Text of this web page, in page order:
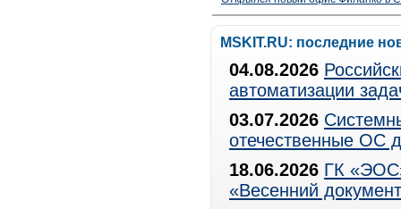
MSKIT.RU: последние
04.08.2026
автоматизации
03.07.2026
отечественные ОС
18.06.2026 ГК
«Весенний